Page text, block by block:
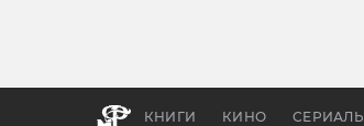
КНИГИ КИНО